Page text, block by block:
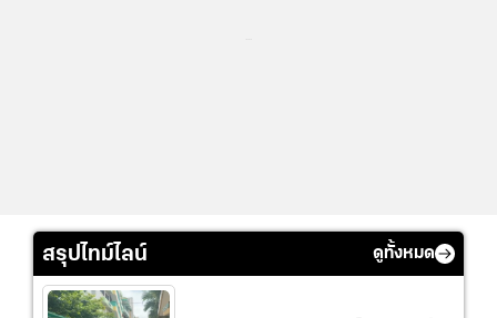
สรุปไทม์ไลน์ ดูทั้งหมด